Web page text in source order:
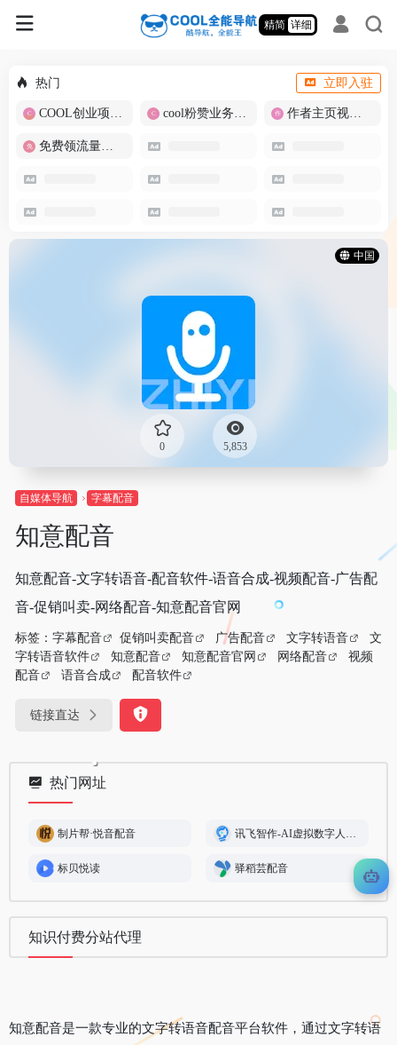
精简 详细
热门 立即入驻
COOL创业项目商城 cool粉赞业务商城【爆粉引流】 作者主页视频批量提取
免费领流量卡-包邮
中国
0 5,853
自媒体导航 字幕配音
知意配音
知意配音-文字转语音-配音软件-语音合成-视频配音-广告配
音-促销叫卖-网络配音-知意配音官网
标签： 字幕配音 促销叫卖配音 广告配音 文字转语音
文
字转语音软件
知意配音 知意配音官网 网络配音
视频
配音
语音合成 配音软件
链接直达
热门网址
制片帮·悦音配音
标贝悦读 驿稻芸配音
知识付费分站代理
知意配音是一款专业的文字转语音配音平台软件，通过文字转语